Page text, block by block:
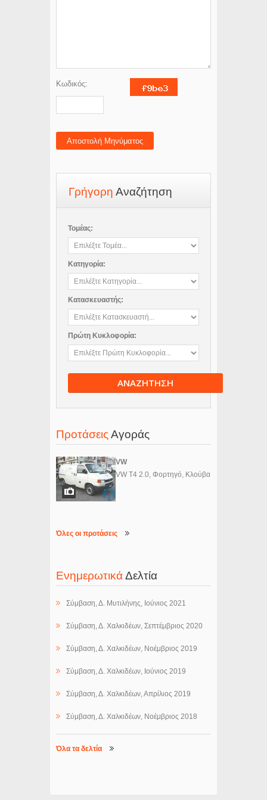
Κωδικός:
Αποστολή Μηνύματος
ΓρήγορηΑναζήτηση
Τομέας:
Κατηγορία:
Κατασκευαστής:
Πρώτη Κυκλοφορία:
ΑΝΑΖΗΤΗΣΗ
ΠροτάσειςΑγοράς
VW
VW T4 2.0, Φορτηγό, Κλούβα
Όλες οι προτάσεις
ΕνημερωτικάΔελτία
Σύμβαση, Δ. Μυτιλήνης, Ιούνιος 2021
Σύμβαση, Δ. Χαλκιδέων, Σεπτέμβριος 2020
Σύμβαση, Δ. Χαλκιδέων, Νοέμβριος 2019
Σύμβαση, Δ. Χαλκιδέων, Ιούνιος 2019
Σύμβαση, Δ. Χαλκιδέων, Απρίλιος 2019
Σύμβαση, Δ. Χαλκιδέων, Νοέμβριος 2018
Όλα τα δελτία